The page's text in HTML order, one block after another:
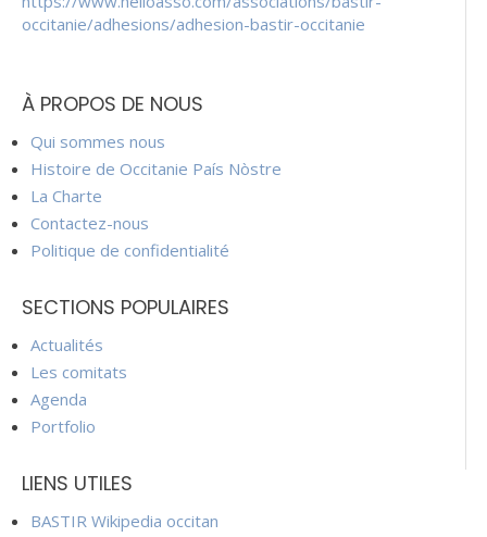
occitanie/adhesions/adhesion-bastir-occitanie
À PROPOS DE NOUS
Qui sommes nous
Histoire de Occitanie País Nòstre
La Charte
Contactez-nous
Politique de confidentialité
SECTIONS POPULAIRES
Actualités
Les comitats
Agenda
Portfolio
LIENS UTILES
BASTIR Wikipedia occitan